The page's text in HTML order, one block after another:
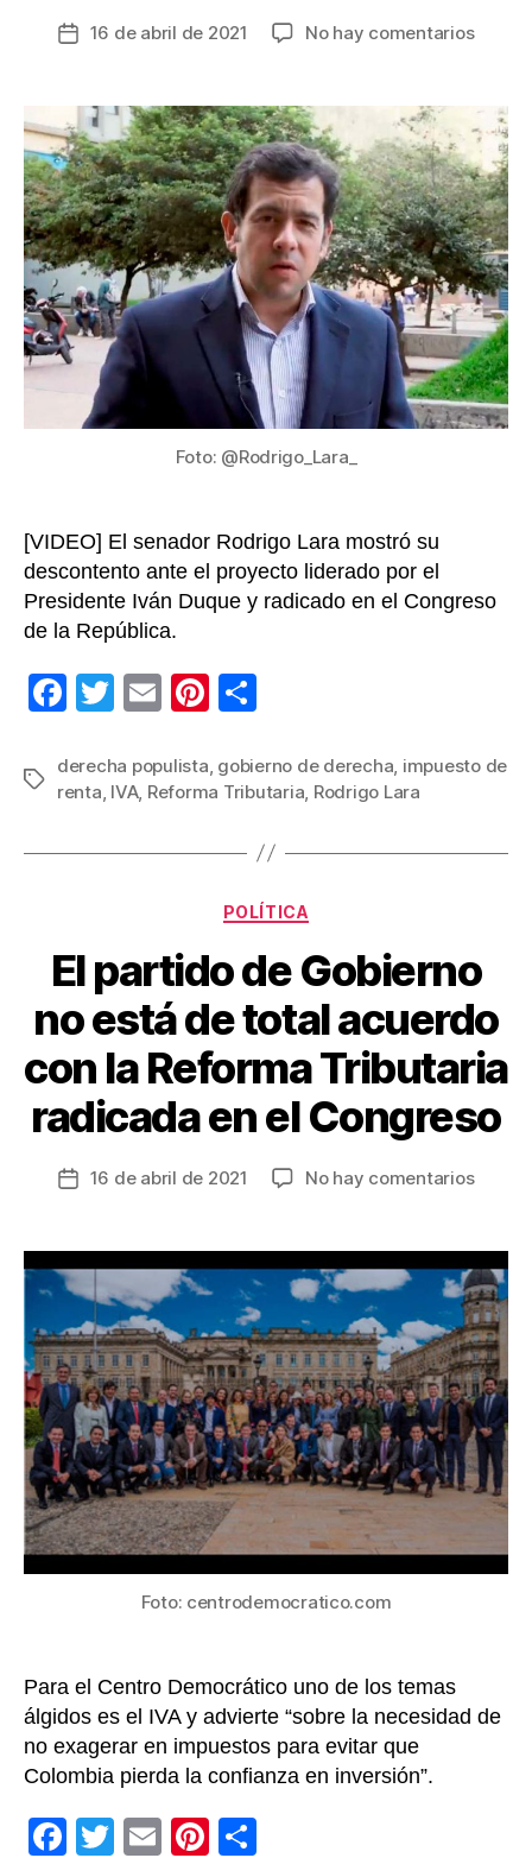
Fecha
entrada
16 de abril de 2021 No hay comentariosen
es
“más
de
lo
mismo
de
un
de
Foto: @Rodrigo_Lara_
[VIDEO] El senador Rodrigo Lara mostró su
descontento ante el proyecto liderado por el
Presidente Iván Duque y radicado en el Congreso
de la República.
F
c
e
b
k
T
tt
er
E
ail
Pi
er
e
st
m
p
ar
Etiquetas
derecha populista gobierno de derecha impuesto de
renta IVA, Reforma Tributaria Rodrigo Lara
Categorías
POLÍTICA
El partido de Gobierno
no está de total acuerdo
con la Reforma Tributaria
radicada en el Congreso
Fecha
entrada
16 de abril de 2021 No hay comentariosen
de
no
está
de
total
con
la
en
Foto: centrodemocratico.com
Para el Centro Democrático uno de los temas
álgidos es el IVA y advierte “sobre la necesidad de
no exagerar en impuestos para evitar que
Colombia pierda la confianza en inversión”.
F
T
E
Pi